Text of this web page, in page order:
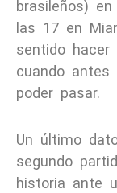
brasileños)
las 17 en
sentido hacer
cuando antes
poder pasar.
Un último
segundo
historia ante